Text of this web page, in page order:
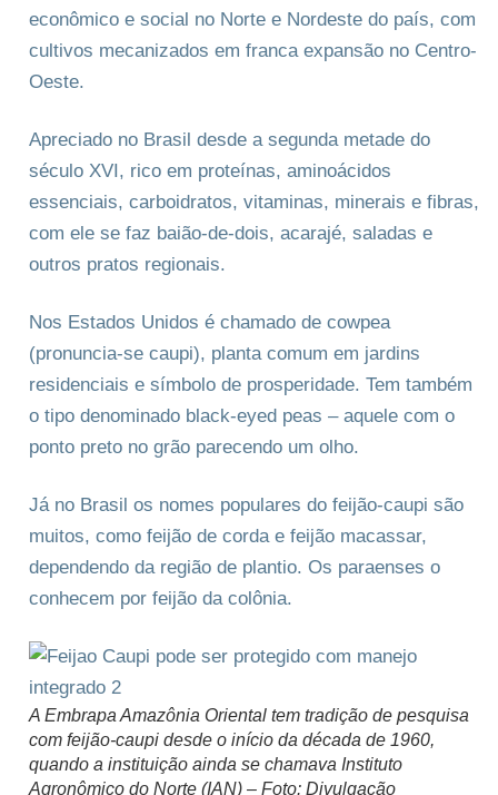
econômico e social no Norte e Nordeste do país, com
cultivos mecanizados em franca expansão no Centro-
Oeste.
Apreciado no Brasil desde a segunda metade do
século XVI, rico em proteínas, aminoácidos
essenciais, carboidratos, vitaminas, minerais e fibras,
com ele se faz baião-de-dois, acarajé, saladas e
outros pratos regionais.
Nos Estados Unidos é chamado de cowpea
(pronuncia-se caupi), planta comum em jardins
residenciais e símbolo de prosperidade. Tem também
o tipo denominado black-eyed peas – aquele com o
ponto preto no grão parecendo um olho.
Já no Brasil os nomes populares do feijão-caupi são
muitos, como feijão de corda e feijão macassar,
dependendo da região de plantio. Os paraenses o
conhecem por feijão da colônia.
A Embrapa Amazônia Oriental tem tradição de pesquisa
com feijão-caupi desde o início da década de 1960,
quando a instituição ainda se chamava Instituto
Agronômico do Norte (IAN) – Foto: Divulgação